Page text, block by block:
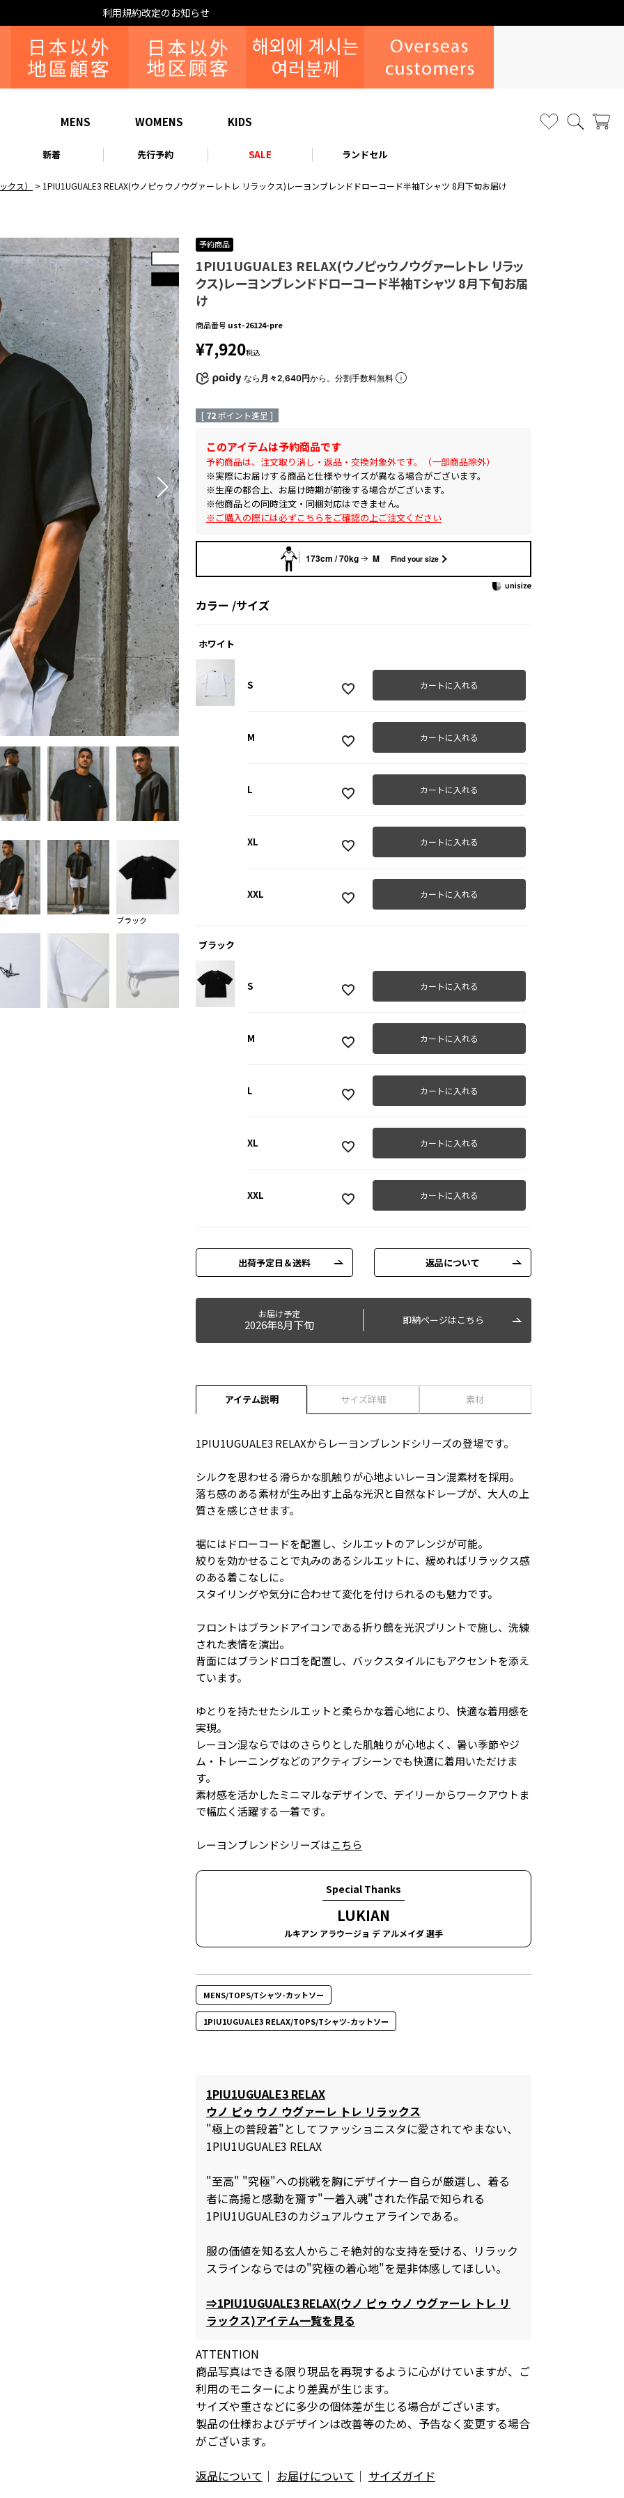
MENS WOMENS KIDS
新着 先行予約 SALE ランドセル
クス） 1PIU1UGUALE3 RELAX(ウノピゥウノウグァーレトレ リラックス)レーヨンブレンドドローコード半袖Tシャツ 8月下旬お届け
ブラック
予約商品
1PIU1UGUALE3 RELAX(ウノピゥウノウグァーレトレ リラッ
クス)レーヨンブレンドドローコード半袖Tシャツ 8月下旬お届
け
商品番号 ust-26124-pre
¥7,920税込
なら 月々2,640円から。分割手数料無料
[ 72ポイント進呈 ]
このアイテムは予約商品です
予約商品は、注文取り消し・返品・交換対象外です。（一部商品除外）
※実際にお届けする商品と仕様やサイズが異なる場合がございます。
※生産の都合上、お届け時期が前後する場合がございます。
※他商品との同時注文・同梱対応はできません。
※ご購入の際には必ずこちらをご確認の上ご注文ください
173cm / 70kg M Find your size
カラー サイズ
ホワイト
S カートに入れる
M カートに入れる
L カートに入れる
XL カートに入れる
XXL カートに入れる
ブラック
S カートに入れる
M カートに入れる
L カートに入れる
XL カートに入れる
XXL カートに入れる
出荷予定日＆送料 返品について
お届け予定
2026年8月下旬 即納ページはこちら
アイテム説明 サイズ詳細 素材
1PIU1UGUALE3 RELAXからレーヨンブレンドシリーズの登場です。
シルクを思わせる滑らかな肌触りが心地よいレーヨン混素材を採用。
落ち感のある素材が生み出す上品な光沢と自然なドレープが、大人の上
質さを感じさせます。
裾にはドローコードを配置し、シルエットのアレンジが可能。
絞りを効かせることで丸みのあるシルエットに、緩めればリラックス感
のある着こなしに。
スタイリングや気分に合わせて変化を付けられるのも魅力です。
フロントはブランドアイコンである折り鶴を光沢プリントで施し、洗練
された表情を演出。
背面にはブランドロゴを配置し、バックスタイルにもアクセントを添え
ています。
ゆとりを持たせたシルエットと柔らかな着心地により、快適な着用感を
実現。
レーヨン混ならではのさらりとした肌触りが心地よく、暑い季節やジ
ム・トレーニングなどのアクティブシーンでも快適に着用いただけま
す。
素材感を活かしたミニマルなデザインで、デイリーからワークアウトま
で幅広く活躍する一着です。
レーヨンブレンドシリーズはこちら
Special Thanks
LUKIAN
ルキアン アラウージョ デ アルメイダ 選手
MENS/TOPS/Tシャツ-カットソー
1PIU1UGUALE3 RELAX/TOPS/Tシャツ-カットソー
1PIU1UGUALE3 RELAX
ウノ ピゥ ウノ ウグァーレ トレ リラックス
"極上の普段着"としてファッショニスタに愛されてやまない、
1PIU1UGUALE3 RELAX
"至高" "究極"への挑戦を胸にデザイナー自らが厳選し、着る
者に高揚と感動を齎す"一着入魂"された作品で知られる
1PIU1UGUALE3のカジュアルウェアラインである。
服の価値を知る玄人からこそ絶対的な支持を受ける、リラック
スラインならではの"究極の着心地"を是非体感してほしい。
⇒1PIU1UGUALE3 RELAX(ウノ ピゥ ウノ ウグァーレ トレ リ
ラックス)アイテム一覧を見る
ATTENTION
商品写真はできる限り現品を再現するように心がけていますが、ご
利用のモニターにより差異が生じます。
サイズや重さなどに多少の個体差が生じる場合がございます。
製品の仕様およびデザインは改善等のため、予告なく変更する場合
がございます。
返品について ｜ お届けについて ｜ サイズガイド